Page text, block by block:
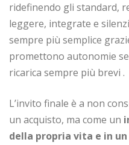
ridefinendo gli standard,
leggere, integrate e
sempre più semplice
promettono autonomie
ricarica sempre più brevi .
L’invito finale è a non
un acquisto, ma come un
della propria vita e in